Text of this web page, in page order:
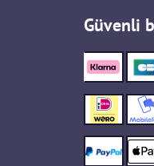
Güvenli